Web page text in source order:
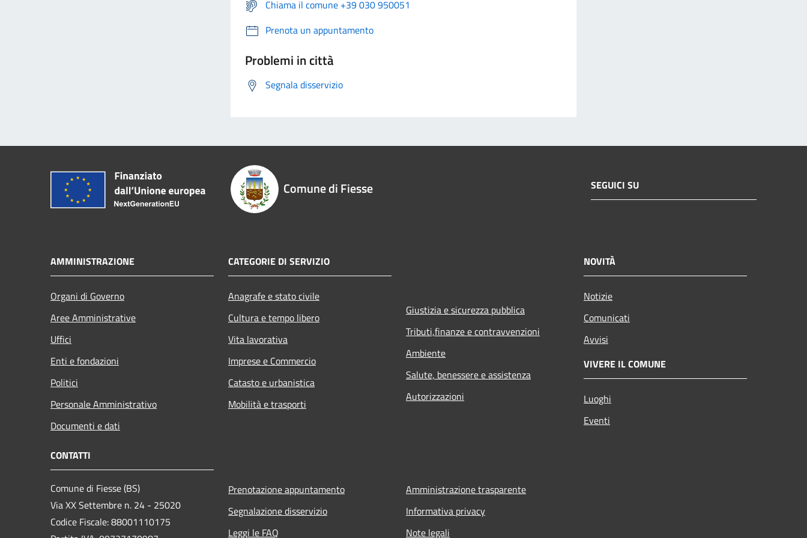
Chiama il comune +39 030 950051
Prenota un appuntamento
Problemi in città
Segnala disservizio
Comune di Fiesse SEGUICI SU
AMMINISTRAZIONE
Organi di Governo
Aree Amministrative
Uffici
Enti e fondazioni
Politici
Personale Amministrativo
Documenti e dati
CATEGORIE DI SERVIZIO
Anagrafe e stato civile
Cultura e tempo libero
Vita lavorativa
Imprese e Commercio
Catasto e urbanistica
Mobilità e trasporti
Giustizia e sicurezza pubblica
Tributi,finanze e contravvenzioni
Ambiente
Salute, benessere e assistenza
Autorizzazioni
NOVITÀ
Notizie
Comunicati
Avvisi
VIVERE IL COMUNE
Luoghi
Eventi
CONTATTI
Comune di Fiesse (BS)
Via XX Settembre n. 24 - 25020
Codice Fiscale: 88001110175
Prenotazione appuntamento
Segnalazione disservizio
Leggi le FAQ
Amministrazione trasparente
Informativa privacy
Note legali